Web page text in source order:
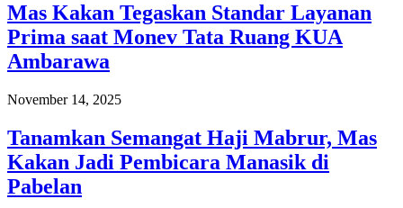
Mas Kakan Tegaskan Standar Layanan
Prima saat Monev Tata Ruang KUA
Ambarawa
November 14, 2025
Tanamkan Semangat Haji Mabrur, Mas
Kakan Jadi Pembicara Manasik di
Pabelan